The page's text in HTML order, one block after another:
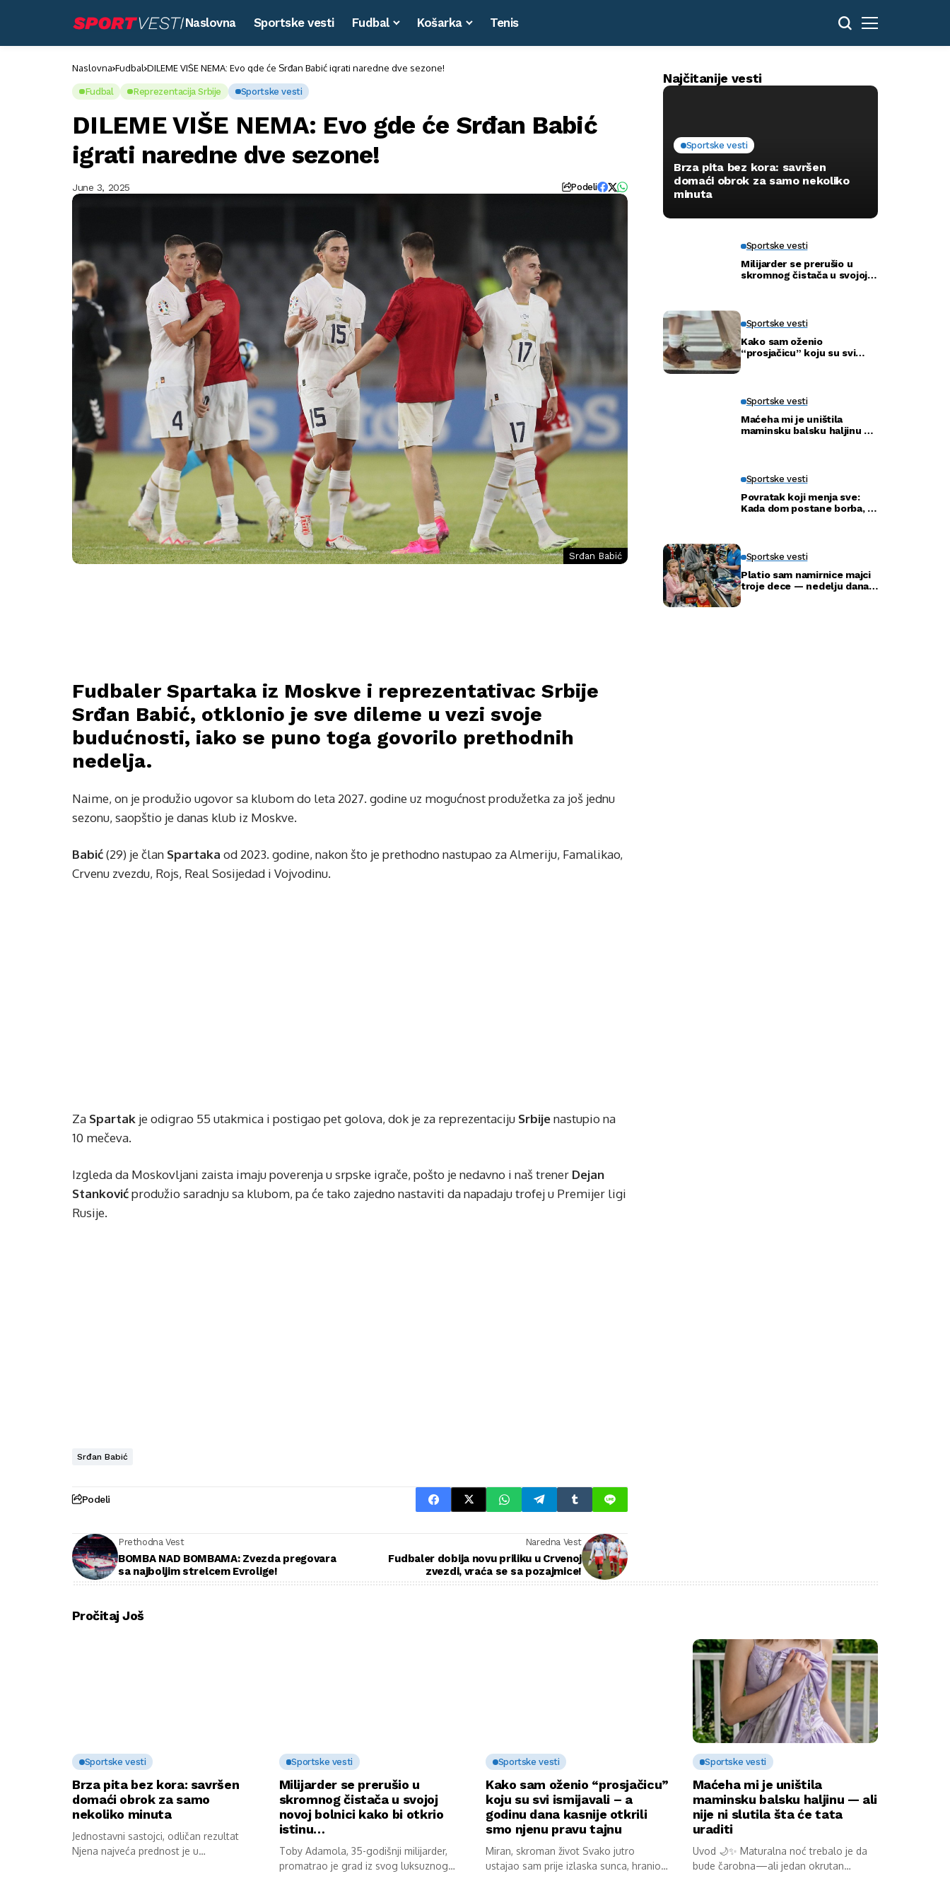
Naslovna Sportske vesti Fudbal Košarka Tenis
Naslovna Fudbal DILEME VIŠE NEMA: Evo gde će Srđan Babić igrati naredne dve sezone!
Fudbal Reprezentacija Srbije Sportske vesti
DILEME VIŠE NEMA: Evo gde će Srđan Babić
igrati naredne dve sezone!
June 3, 2025 Podeli
Srđan Babić
Fudbaler Spartaka iz Moskve i reprezentativac Srbije
Srđan Babić, otklonio je sve dileme u vezi svoje
budućnosti, iako se puno toga govorilo prethodnih
nedelja.
Naime, on je produžio ugovor sa klubom do leta 2027. godine uz mogućnost produžetka za još jednu
sezonu, saopštio je danas klub iz Moskve.
Babić(29) je član Spartaka od 2023. godine, nakon što je prethodno nastupao za Almeriju, Famalikao,
Crvenu zvezdu, Rojs, Real Sosijedad i Vojvodinu.
Za Spartak je odigrao 55 utakmica i postigao pet golova, dok je za reprezentaciju Srbijenastupio na
10 mečeva.
Izgleda da Moskovljani zaista imaju poverenja u srpske igrače, pošto je nedavno i naš trener Dejan
Stankovićprodužio saradnju sa klubom, pa će tako zajedno nastaviti da napadaju trofej u Premijer ligi
Rusije.
Srđan Babić
Podeli
Prethodna Vest
BOMBA NAD BOMBAMA: Zvezda pregovara
sa najboljim strelcem Evrolige!
Naredna Vest
Fudbaler dobija novu priliku u Crvenoj
zvezdi, vraća se sa pozajmice!
Najčitanije vesti
Sportske vesti
Brza pita bez kora: savršen
domaći obrok za samo nekoliko
minuta
Sportske vesti
Milijarder se prerušio u
skromnog čistača u svojoj
Sportske vesti
Kako sam oženio
“prosjačicu” koju su svi
Sportske vesti
Maćeha mi je uništila
maminsku balsku haljinu —
Sportske vesti
Povratak koji menja sve:
Kada dom postane borba, a
Sportske vesti
Platio sam namirnice majci
troje dece — nedelju dana
Pročitaj Još
Sportske vesti
Brza pita bez kora: savršen
domaći obrok za samo
nekoliko minuta
Jednostavni sastojci, odličan rezultat
Njena najveća prednost je u
Sportske vesti
Milijarder se prerušio u
skromnog čistača u svojoj
novoj bolnici kako bi otkrio
istinu…
Toby Adamola, 35-godišnji milijarder,
promatrao je grad iz svog luksuznog
Sportske vesti
Kako sam oženio “prosjačicu”
koju su svi ismijavali – a
godinu dana kasnije otkrili
smo njenu pravu tajnu
Miran, skroman život Svako jutro
ustajao sam prije izlaska sunca, hranio
Sportske vesti
Maćeha mi je uništila
maminsku balsku haljinu — ali
nije ni slutila šta će tata
uraditi
Uvod 🌙✨ Maturalna noć trebalo je da
bude čarobna—ali jedan okrutan